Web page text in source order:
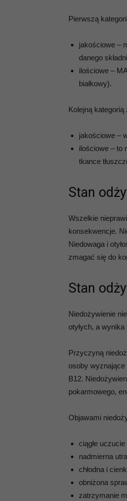
Pierwszą
jakościowe –
danego
ilościowe –
białkowy).
Kolejną kategorią
jakościowe –
ilościowe – to
tkance
Stan
Wszelkie
konsekwencje.
Niedowaga i
zmagać się do
Stan
Niedożywienie
otyłych, a
Przyczyną
osoby wyznające
B12.
pokarmowego,
Objawami
ciągłe
nadmierna
chłodna i
obniżona
zatrzymanie